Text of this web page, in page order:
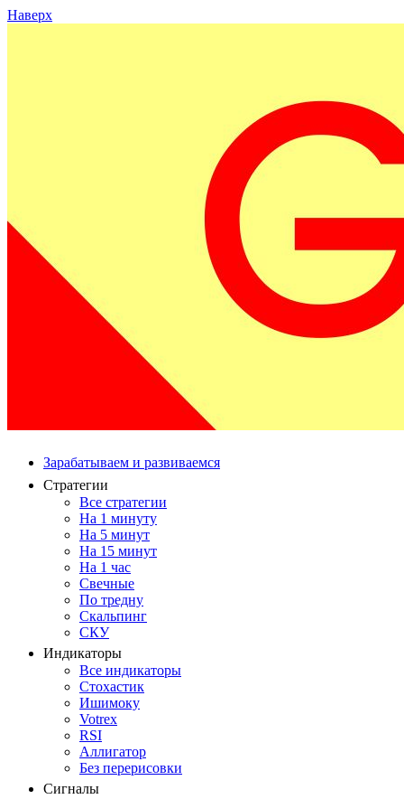
Наверх
Зарабатываем и развиваемся
Стратегии
Все стратегии
На 1 минуту
На 5 минут
На 15 минут
На 1 час
Свечные
По тредну
Скальпинг
СКУ
Индикаторы
Все индикаторы
Стохастик
Ишимоку
Votrex
RSI
Аллигатор
Без перерисовки
Сигналы